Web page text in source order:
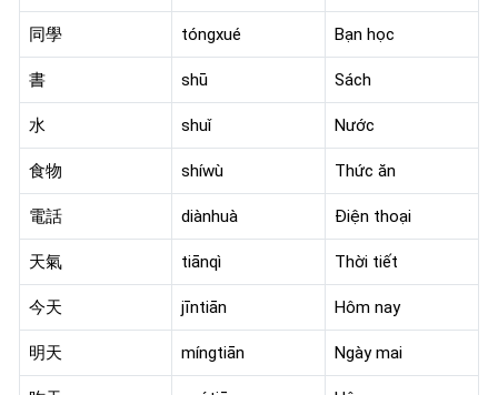
同學 tóngxué Bạn học
書 shū Sách
水 shuǐ Nước
食物 shíwù Thức ăn
電話 diànhuà Điện thoại
天氣 tiānqì Thời tiết
今天 jīntiān Hôm nay
明天 míngtiān Ngày mai